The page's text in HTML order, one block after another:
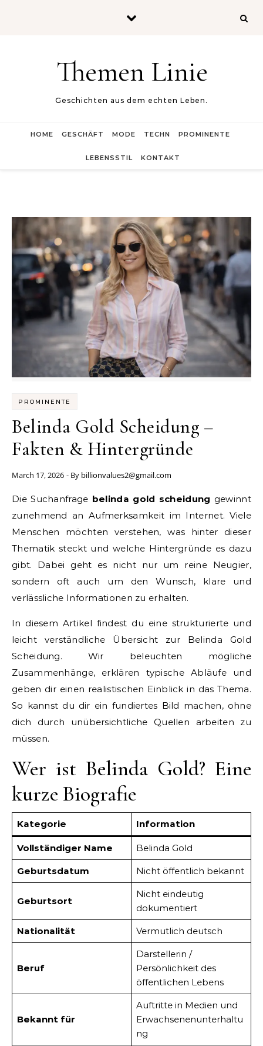
Themen Linie
Geschichten aus dem echten Leben.
HOME GESCHÄFT MODE TECHN PROMINENTE
LEBENSSTIL KONTAKT
PROMINENTE
Belinda Gold Scheidung –
Fakten & Hintergründe
March 17, 2026 - By billionvalues2@gmail.com
Die Suchanfrage belinda gold scheidung gewinnt
zunehmend an Aufmerksamkeit im Internet. Viele
Menschen möchten verstehen, was hinter dieser
Thematik steckt und welche Hintergründe es dazu
gibt. Dabei geht es nicht nur um reine Neugier,
sondern oft auch um den Wunsch, klare und
verlässliche Informationen zu erhalten.
In diesem Artikel findest du eine strukturierte und
leicht verständliche Übersicht zur Belinda Gold
Scheidung. Wir beleuchten mögliche
Zusammenhänge, erklären typische Abläufe und
geben dir einen realistischen Einblick in das Thema.
So kannst du dir ein fundiertes Bild machen, ohne
dich durch unübersichtliche Quellen arbeiten zu
müssen.
Wer ist Belinda Gold? Eine
kurze Biografie
Kategorie Information
Vollständiger Name Belinda Gold
Geburtsdatum Nicht öffentlich bekannt
Geburtsort
Nicht eindeutig
dokumentiert
Nationalität Vermutlich deutsch
Beruf
Darstellerin /
Persönlichkeit des
öffentlichen Lebens
Bekannt für
Auftritte in Medien und
Erwachsenenunterhaltu
ng